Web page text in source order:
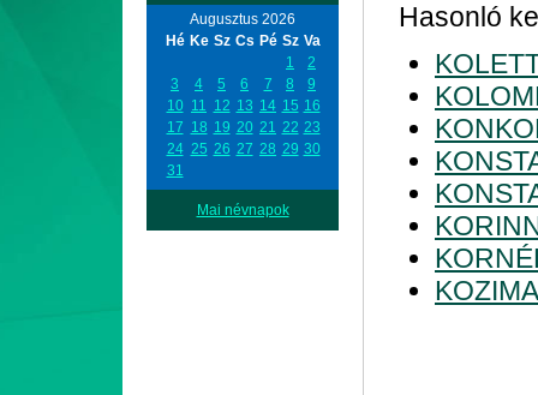
Augusztus 2026
Hé Ke Sz Cs Pé Sz Va
1
2
3
4 5 6 7 8
9
10 11 12 13 14 15 16
17 18 19 20 21 22 23
24 25 26 27 28 29 30
31
Mai névnapok
Hasonló
KOZIMA